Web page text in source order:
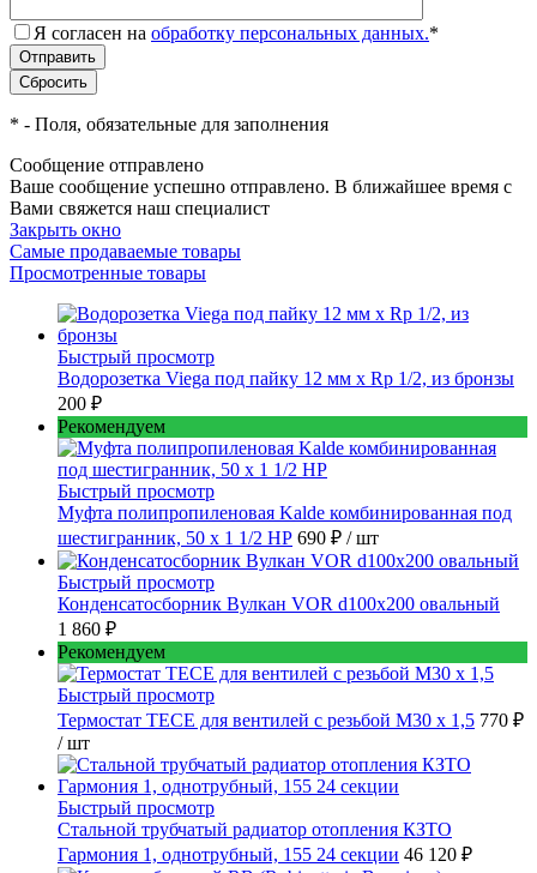
Я согласен на обработку персональных данных.*
* - Поля, обязательные для заполнения
Сообщение отправлено
Ваше сообщение успешно отправлено. В ближайшее время с
Вами свяжется наш специалист
Закрыть окно
Самые продаваемые товары
Просмотренные товары
Быстрый просмотр
Водорозетка Viega под пайку 12 мм х Rp 1/2, из бронзы
200 ₽
Рекомендуем
Быстрый просмотр
Муфта полипропиленовая Kalde комбинированная под
шестигранник, 50 x 1 1/2 НР 690 ₽ / шт
Быстрый просмотр
Конденсатосборник Вулкан VOR d100x200 овальный
1 860 ₽
Рекомендуем
Быстрый просмотр
Термостат TECE для вентилей с резьбой М30 х 1,5 770 ₽
/ шт
Быстрый просмотр
Стальной трубчатый радиатор отопления КЗТО
Гармония 1, однотрубный, 155 24 секции 46 120 ₽